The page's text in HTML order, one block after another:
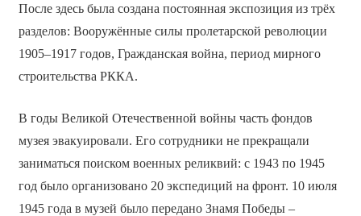
После здесь была создана постоянная экспозиция из трёх
разделов: Вооружённые силы пролетарской революции
1905–1917 годов, Гражданская война, период мирного
строительства РККА.
В годы Великой Отечественной войны часть фондов
музея эвакуировали. Его сотрудники не прекращали
заниматься поиском военных реликвий: с 1943 по 1945
год было организовано 20 экспедиций на фронт. 10 июля
1945 года в музей было передано Знамя Победы –